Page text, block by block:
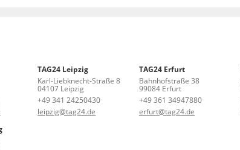
TAG24 Leipzig
Karl-Liebknecht-Straße 8
04107 Leipzig
+49 341 24250430
leipzig@tag24.de
TAG24 Erfurt
Bahnhofstraße 38
99084 Erfurt
+49 361 34947880
erfurt@tag24.de